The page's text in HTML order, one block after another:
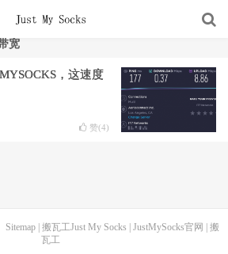
宽
，这速度
赞(4)
Sitemap| 搬瓦工Just My Socks JustMySocks官网
搬
瓦工